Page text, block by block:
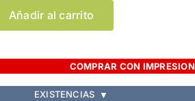
Añadir al carrito
COMPRAR CON IMPRESION
EXISTENCIAS ▼